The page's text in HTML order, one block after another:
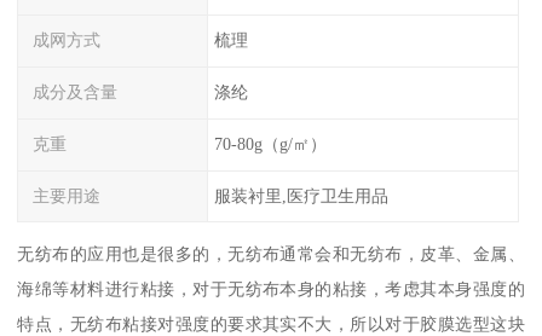
成网方式 梳理
成分及含量 涤纶
克重 70-80g（g/㎡）
主要用途 服装衬里,医疗卫生用品
无纺布的应用也是很多的，无纺布通常会和无纺布，皮革、金属、
海绵等材料进行粘接，对于无纺布本身的粘接，考虑其本身强度的
特点，无纺布粘接对强度的要求其实不大，所以对于胶膜选型这块